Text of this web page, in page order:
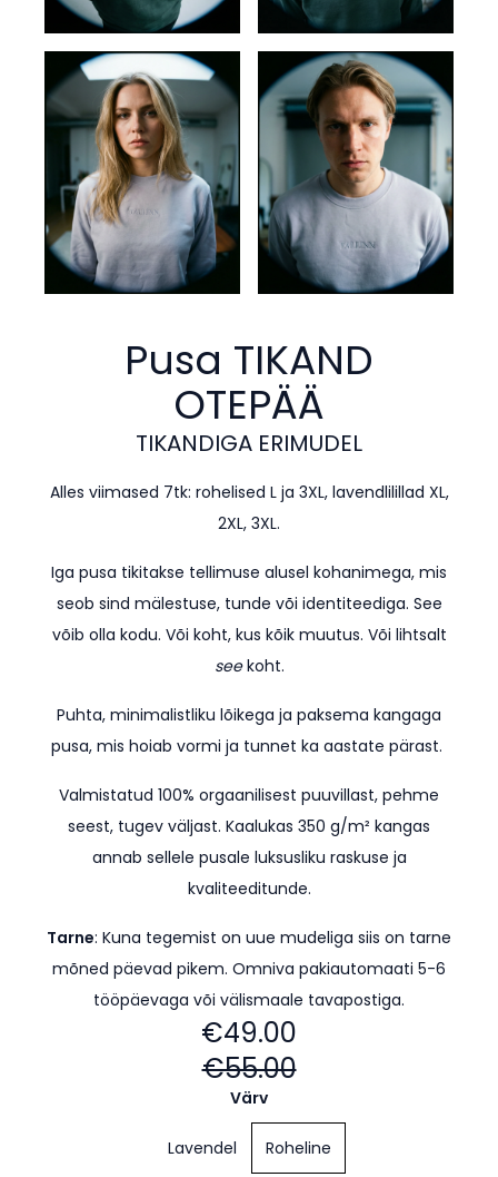
Pusa TIKAND
OTEPÄÄ
TIKANDIGA ERIMUDEL
Alles viimased 7tk: rohelised L ja 3XL, lavendlilillad XL,
2XL, 3XL.
Iga pusa tikitakse tellimuse alusel kohanimega, mis
seob sind mälestuse, tunde või identiteediga. See
võib olla kodu. Või koht, kus kõik muutus. Või lihtsalt
seekoht.
Puhta, minimalistliku lõikega ja paksema kangaga
pusa, mis hoiab vormi ja tunnet ka aastate pärast.
Valmistatud 100% orgaanilisest puuvillast, pehme
seest, tugev väljast. Kaalukas 350 g/m² kangas
annab sellele pusale luksusliku raskuse ja
kvaliteeditunde.
Tarne: Kuna tegemist on uue mudeliga siis on tarne
mõned päevad pikem. Omniva pakiautomaati 5-6
tööpäevaga või välismaale tavapostiga.
€49.00
€55.00
Värv
Lavendel Roheline